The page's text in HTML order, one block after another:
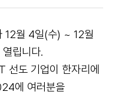
12월 4일(수) ~ 12월
립니다.
도 기업이 한자리에
에 여러분을